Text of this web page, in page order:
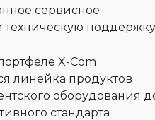
сервисное
техническую
X-Com
линейка продуктов
оборудования
стандарта